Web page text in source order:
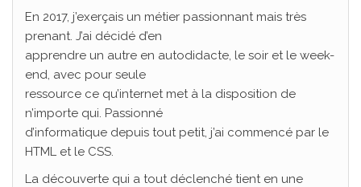
En 2017, j’exerçais un métier passionnant mais très
prenant. J’ai décidé d’en
apprendre un autre en autodidacte, le soir et le week-
end, avec pour seule
ressource ce qu’internet met à la disposition de
n’importe qui. Passionné
d’informatique depuis tout petit, j’ai commencé par le
HTML et le CSS.
La découverte qui a tout déclenché tient en une